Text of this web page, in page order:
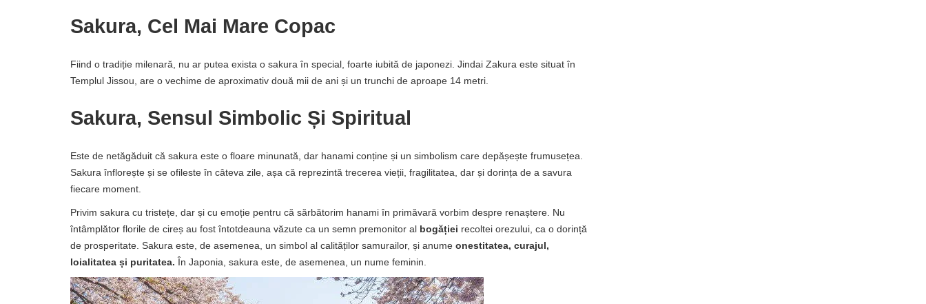
Sakura, Cel Mai Mare Copac
Fiind o tradiție milenară, nu ar putea exista o sakura în special, foarte iubită de japonezi. Jindai Zakura este situat în
Templul Jissou, are o vechime de aproximativ două mii de ani și un trunchi de aproape 14 metri.
Sakura, Sensul Simbolic Și Spiritual
Este de netăgăduit că sakura este o floare minunată, dar hanami conține și un simbolism care depășește frumusețea.
Sakura înflorește și se ofileste în câteva zile, așa că reprezintă trecerea vieții, fragilitatea, dar și dorința de a savura
fiecare moment.
Privim sakura cu tristețe, dar și cu emoție pentru că sărbătorim hanami în primăvară vorbim despre renaștere. Nu
întâmplător florile de cireș au fost întotdeauna văzute ca un semn premonitor al bogăției recoltei orezului, ca o dorință
de prosperitate. Sakura este, de asemenea, un simbol al calităților samurailor, și anume onestitatea, curajul,
loialitatea și puritatea. În Japonia, sakura este, de asemenea, un nume feminin.